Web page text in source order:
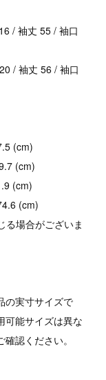
/ 袖丈 55 / 袖口
/ 袖丈 56 / 袖口
(cm)
(cm)
(cm)
(cm)
る場合がございま
の実寸サイズで
可能サイズは異な
認ください。